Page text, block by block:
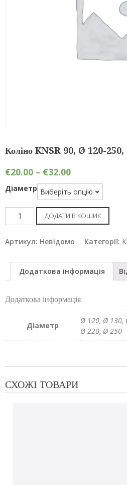
Коліно KNSR 90, Ø 120-250,
€20.00 – €32.00
Діаметр
Коліно
KNSR
90,
120-
мм
регульоване
кількість
ДОДАТИ В КОШИК
Артикул: Невідомо Категорії:
Додаткова інформація
Додаткова інформація
Діаметр
Ø 120, Ø 130,
Ø 220, Ø 250
СХОЖІ ТОВАРИ